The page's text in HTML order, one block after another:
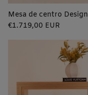
Mesa de centro Design
Precio
€1.719,00 EUR